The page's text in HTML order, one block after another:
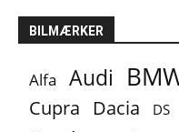
BILMÆRKER
Alfa Audi
Cupra Dacia DS